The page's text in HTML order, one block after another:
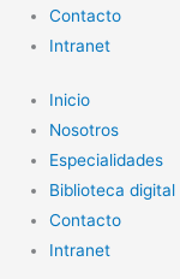
Contacto
Intranet
Inicio
Nosotros
Especialidades
Biblioteca digital
Contacto
Intranet